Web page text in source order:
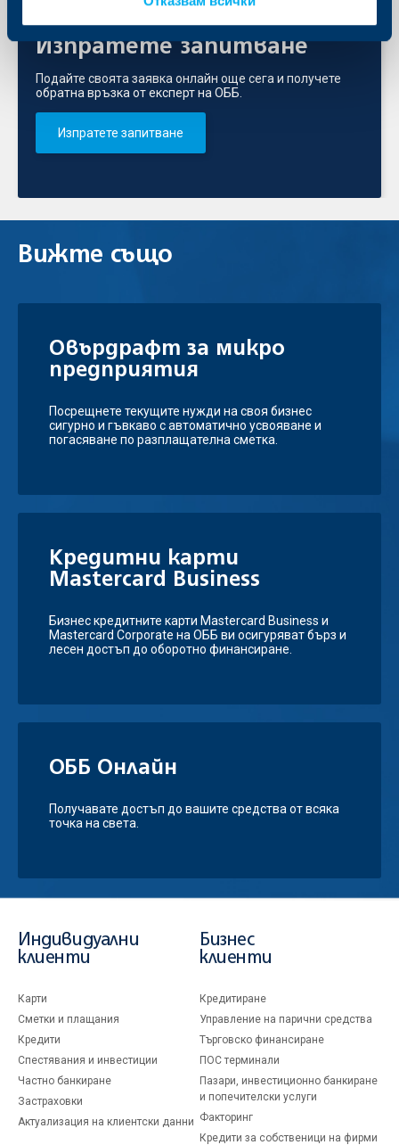
Изпратете запитване
Подайте своята заявка онлайн още сега и получете
обратна връзка от експерт на ОББ.
Изпратете запитване
Вижте също
Овърдрафт за микро
предприятия
Посрещнете текущите нужди на своя бизнес
сигурно и гъвкаво с автоматично усвояване и
погасяване по разплащателна сметка.
Kредитни карти
Mastercard Business
Бизнес кредитните карти Mastercard Business и
Mastercard Corporate на ОББ ви осигуряват бърз и
лесен достъп до оборотно финансиране.
ОББ Онлайн
Получавате достъп до вашите средства от всяка
точка на света.
Индивидуални
клиенти
Карти
Сметки и плащания
Кредити
Спестявания и инвестиции
Частно банкиране
Застраховки
Актуализация на клиентски данни
Бизнес
клиенти
Кредитиране
Управление на парични средства
Търговско финансиране
ПОС терминали
Пазари, инвестиционно банкиране
и попечителски услуги
Факторинг
Кредити за собственици на фирми